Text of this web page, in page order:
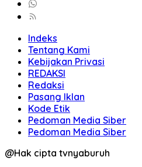
Indeks
Tentang Kami
Kebijakan Privasi
REDAKSI
Redaksi
Pasang Iklan
Kode Etik
Pedoman Media Siber
Pedoman Media Siber
@Hak cipta tvnyaburuh